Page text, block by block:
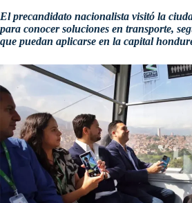
El precandidato nacionalista visitó la
para conocer soluciones en transporte,
que puedan aplicarse en la capital